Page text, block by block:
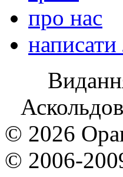
про нас
написати
© 2026
© 2006-